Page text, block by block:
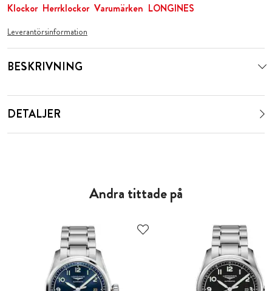
Klockor Herrklockor Varumärken LONGINES
Leverantörsinformation
BESKRIVNING
DETALJER
Andra tittade på